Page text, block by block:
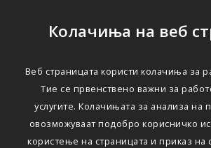
Колачиња на веб
Веб страницата користи колачиња за
Тие се првенствено важни за
услугите. Колачињата за анализа на
овозможуваат подобро корисничко
користење на страницата и приказ